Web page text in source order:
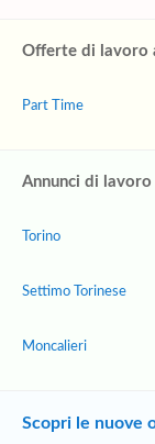
Offerte di lavoro
Part Time
Annunci di lavoro
Torino
Settimo Torinese
Moncalieri
Scopri le nuove